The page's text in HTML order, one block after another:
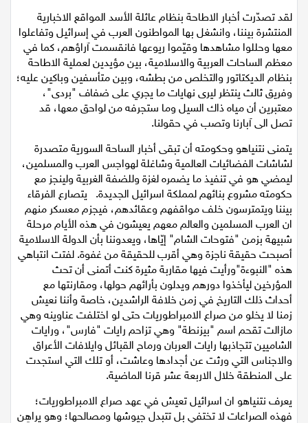
لقد تصدّرت أخبار الاطاحة بنظام عائلة الأسد المواقع الاخبارية
المنتشرة بيننا، وانشغل بها المواطنون العرب في إسرائيل وتفاعلوا
معها وحللوا مشاهدها وقيّموا ريوعها فانقسمت آراؤهم، كما في
معظم الساحات العربية والاسلامية، بين مؤيدين لعملية الاطاحة
بنظام الديكتاتور والتخلص من بطشه، وبين متأسفين وباكين عليه؛
وفريق ثالث ينتظر ليرى نهايات ما يجري على ضفاف "بردى"،
معتبرين أن مياه ذاك السيل وما ستجرفه من لواحق معها، قد
تصل الى آبارنا وتصب في حقولنا.
يتمنى نتنياهو وحكومته أن تبقى أخبار الساحة السورية متصدرة
لشاشات الفضائيات العالمية وشاغلة لهواجس العرب والمسلمين،
ليمضي هو في تنفيذ ما يضمره لغزة وللضفة الغربية ولينجز مع
حكومته مشروع بنائهم لمملكة اسرائيل الجديدة. يتصارع الفرقاء
بيننا ويتمترسون خلف مواقفهم وعقائدهم، فيجزم معسكر منهم
ان العرب المسلمين والعالم معهم يعيشون في هذه الأيام مرحلة
شبيهة بزمن "فتوحات الشام" إيّاها، ويعدوننا بأن الدولة الاسلامية
أصبحت حقيقة ناجزة وهي أقرب للحقيقة من غفوة. لفتت انتباهي
هذه "النبوءة"ورأيت فيها مقاربة مثيرة كنت أتمنى أن تحث
المؤرخين ليأخذوا دورهم ويدلون بأرائهم حولها، ومقارنتها مع
أحداث ذلك التاريخ في زمن خلافة الراشدين، خاصة وأننا نعيش
زمنا لا يخلو من صراع الامبراطوريات حتى لو اختلفت عناوينه وهي
مازالت تقحم اسم "بيزنطة" وهي تزاحم رايات "فارس"، ورايات
الشاميين تتجاذبها رايات العربان ورماح القبائل وايلافات الأعراق
والاجناس التي ورثت عن أجدادها وعاشت، أو تلك التي استجدت
على المنطقة خلال الاربعة عشر قرنا الماضية.
يعرف نتنياهو ان اسرائيل تعيش في عهد صراع الامبراطوريات؛
فهذه الصراعات لا تختفي بل تتبدل جيوشها ومصالحها؛ وهو يراهِن